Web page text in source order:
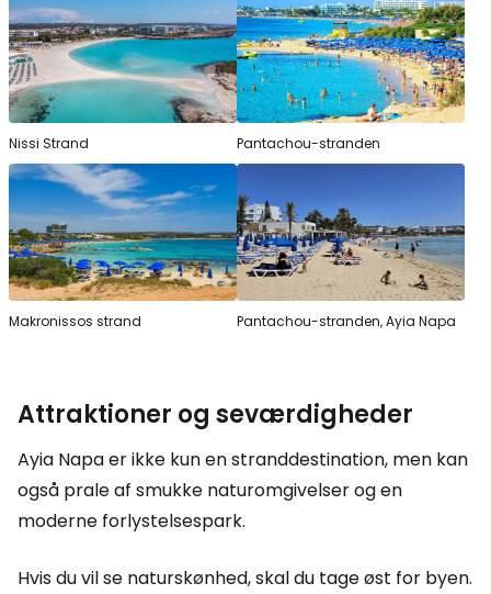
Nissi Strand Pantachou-stranden
Makronissos strand Pantachou-stranden, Ayia Napa
Attraktioner og seværdigheder
Ayia Napa er ikke kun en stranddestination, men kan
også prale af smukke naturomgivelser og en
moderne forlystelsespark.
Hvis du vil se naturskønhed, skal du tage øst for byen.